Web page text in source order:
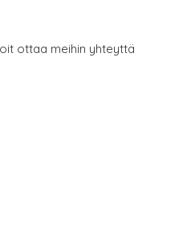
ottaa meihin yhteyttä